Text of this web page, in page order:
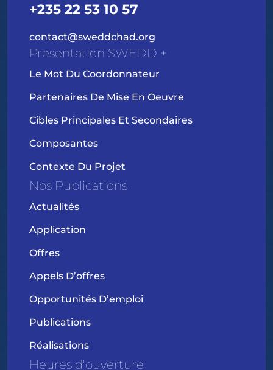
+235 22 53 10 57
contact@sweddchad.org
Presentation SWEDD +
Le Mot Du Coordonnateur
Partenaires De Mise En Oeuvre
Cibles Principales Et Secondaires
Composantes
Contexte Du Projet
Nos Publications
Actualités
Application
Offres
Appels D’offres
Opportunités D’emploi
Publications
Réalisations
Heures d'ouverture